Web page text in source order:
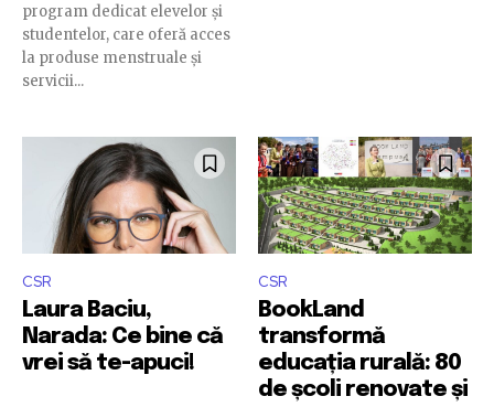
program dedicat elevelor și
studentelor, care oferă acces
la produse menstruale și
servicii...
CSR
Laura Baciu,
Narada: Ce bine că
vrei să te-apuci!
CSR
BookLand
transformă
educația rurală: 80
de școli renovate și